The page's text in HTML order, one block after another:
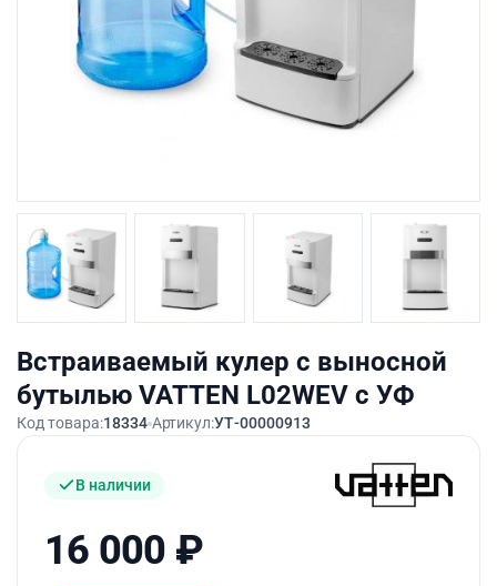
Встраиваемый кулер с выносной
бутылью VATTEN L02WEV c УФ
Код товара:18334 Артикул:УТ-00000913
В наличии
16 000 ₽